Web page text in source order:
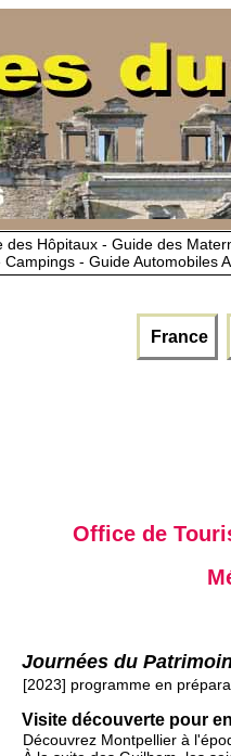
Hôpitaux - Guide des
- Guide Automobiles
France
Office de
Journées du
[2023] programme en
Visite découverte pour
Découvrez Montpellier à